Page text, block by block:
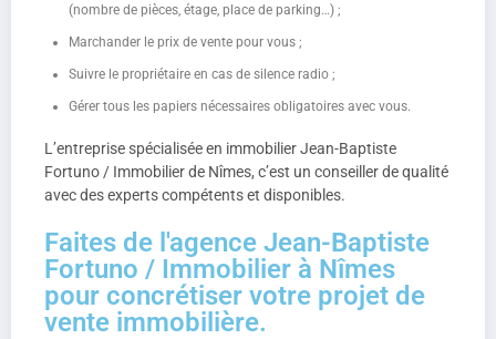
(nombre de pièces, étage, place de parking…) ;
Marchander le prix de vente pour vous ;
Suivre le propriétaire en cas de silence radio ;
Gérer tous les papiers nécessaires obligatoires avec vous.
L’entreprise spécialisée en immobilier Jean-Baptiste
Fortuno / Immobilier de Nîmes, c’est un conseiller de qualité
avec des experts compétents et disponibles.
Faites de l'agence Jean-Baptiste
Fortuno / Immobilier à Nîmes
pour concrétiser votre projet de
vente immobilière.